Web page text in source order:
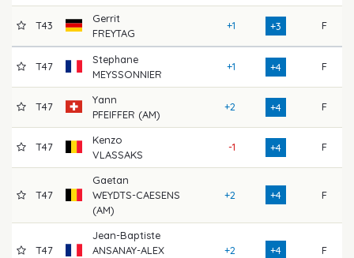
T43
Gerrit
FREYTAG
+1 +3 F
T47
Stephane
MEYSSONNIER
+1 +4 F
T47
Yann
PFEIFFER (AM)
+2 +4 F
T47
Kenzo
VLASSAKS
-1 +4 F
T47
Gaetan
WEYDTS-CAESENS
(AM)
+2 +4 F
T47
Jean-Baptiste
ANSANAY-ALEX
+2 +4 F